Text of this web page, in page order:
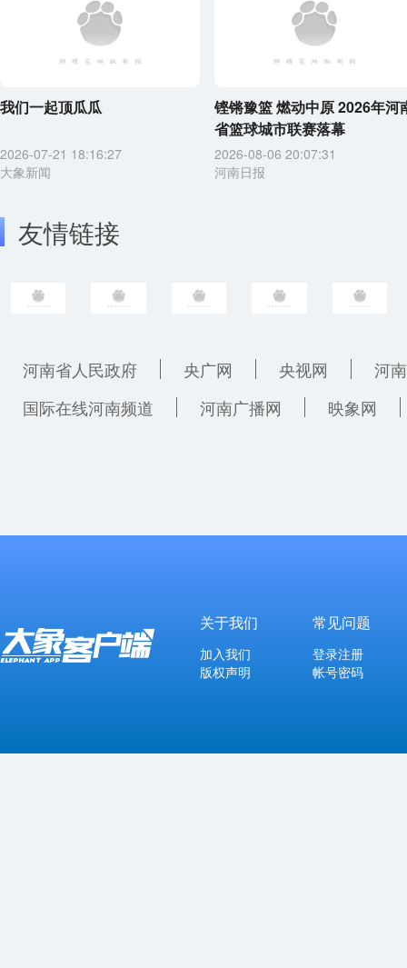
我们一起顶瓜瓜
2026-07-21 18:16:27
大象新闻
铿锵豫篮 燃动中原 2026年河
省篮球城市联赛落幕
2026-08-06 20:07:31
河南日报
友情链接
河南省人民政府 央广网 央视网
河
国际在线河南频道
河南广播网 映象网
关于我们
加入我们
版权声明
常见问题
登录注册
帐号密码